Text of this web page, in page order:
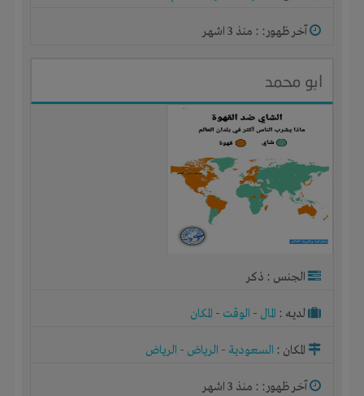
آخر ظهور: : منذ 3 اشهر
ابو محمد
الجنس : ذكر
لديـه : المال - الوقت - المكان
المكان : السعودية - الرياض - الرياض
آخر ظهور: : منذ 3 اشهر